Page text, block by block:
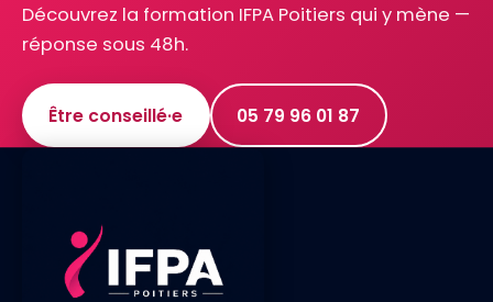
Découvrez la formation IFPA Poitiers qui y mène —
réponse sous 48h.
Être conseillé·e 05 79 96 01 87